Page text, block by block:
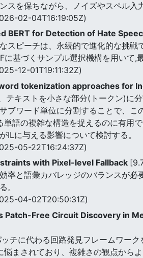
スを保ちながら、ノイズやスペル入
02-04T16:19:05Z)
BERT for Detection of Hate
スピーチは、永続的で進化的な挑
基づくサンプル選択機構を用いて,
12-01T19:11:32Z)
tokenization approaches for
テキストを小さな部分(トークン)に
ブワード単位に分割することで、
単語の複雑な構造を捉えるのに有
ILに与える影響について検討する。
05-22T16:24:37Z)
with Pixel-level Fallback
率と語彙カバレッジのバランスが
。
04-02T20:50:31Z)
Patch-Free Circuit Discovery in
チに代わる回路発見フレームワー
まされており、複雑さの観点から